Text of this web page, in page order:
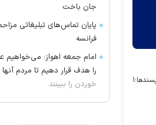
۱
جان باخت
پایان تماس‌های تبلیغاتی
فرانسه
امام جمعه اهواز: می‌خواهیم
را هدف قرار دهیم تا مردم
خوردن را ببینند